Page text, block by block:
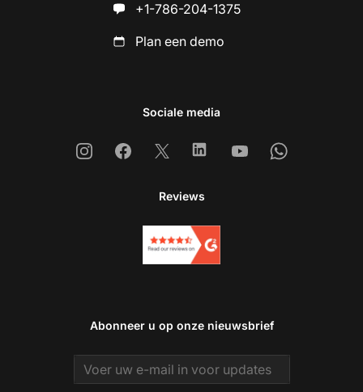
+1-786-204-1375
Plan een demo
Sociale media
InstagramFacebook
X LinkedinYoutubeWhatsapp
Reviews
Abonneer u op onze nieuwsbrief
Email address